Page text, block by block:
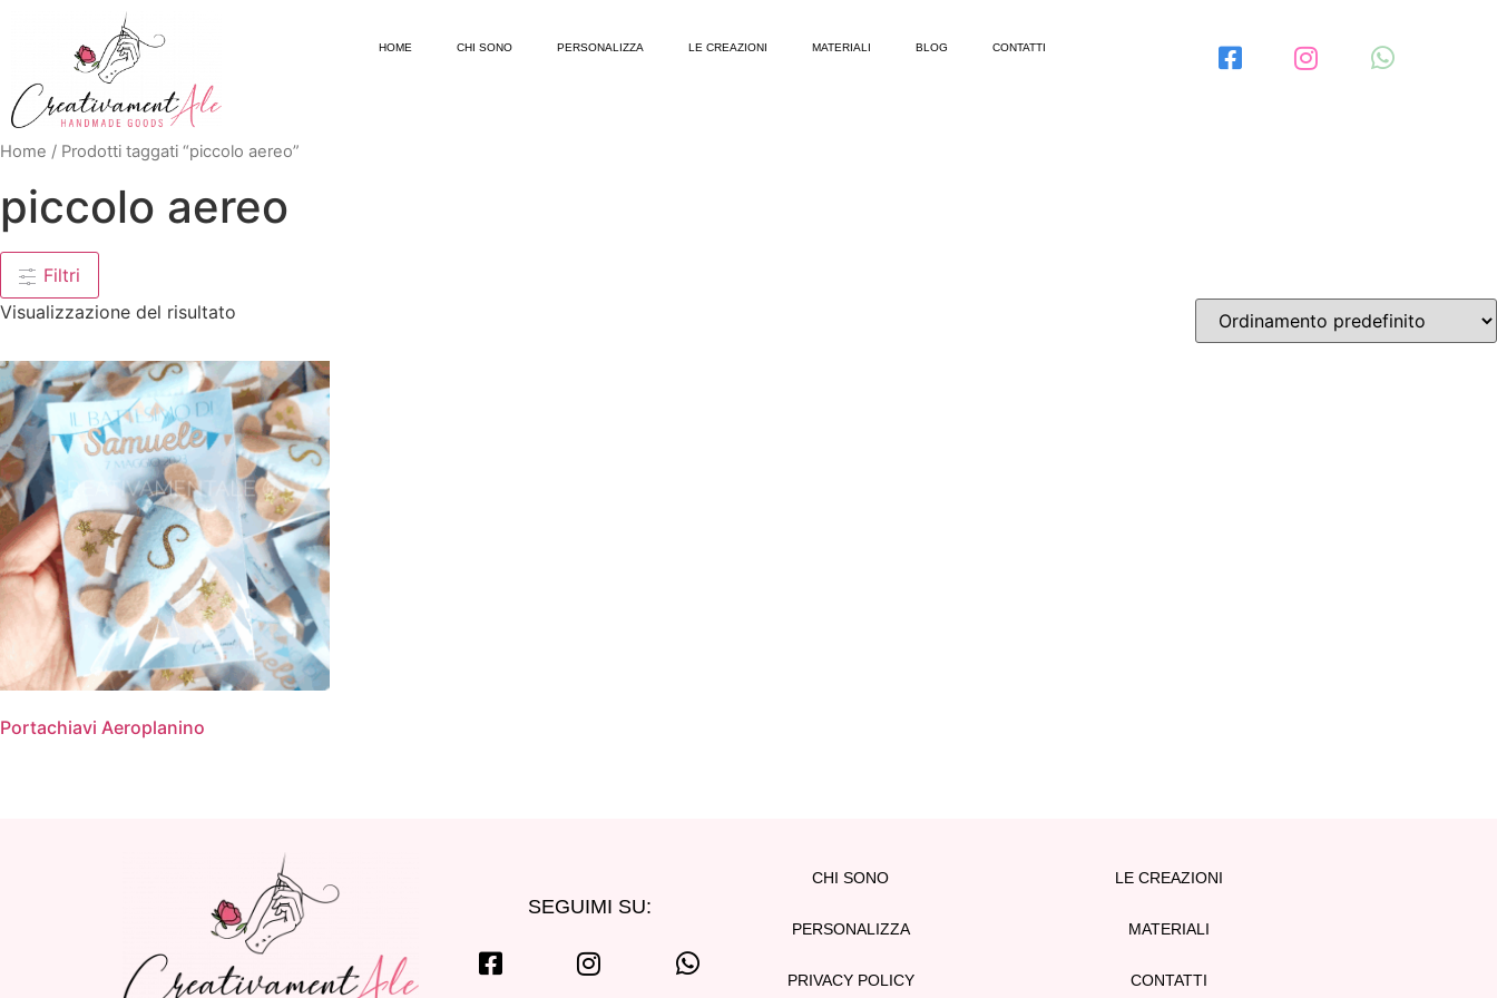
HOME CHI SONO PERSONALIZZA LE CREAZIONI MATERIALI BLOG CONTATTI
Home / Prodotti taggati “piccolo aereo”
piccolo aereo
Filtri
Visualizzazione del risultato
Portachiavi Aeroplanino
SEGUIMI SU:
CHI SONO
PERSONALIZZA
PRIVACY POLICY
LE CREAZIONI
MATERIALI
CONTATTI